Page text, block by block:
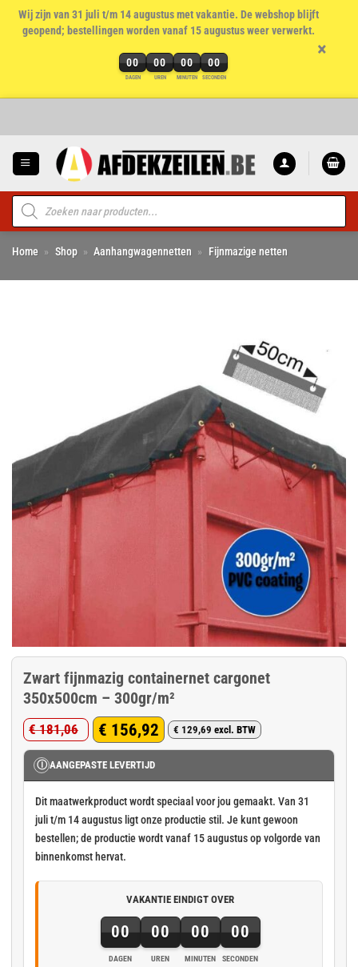
Wij zijn van 31 juli t/m 14 augustus met vakantie. De webshop blijft
geopend; bestellingen worden vanaf 15 augustus weer verwerkt.
00
DAGEN
00
UREN
00
MINUTEN
00
SECONDEN
×
Producten
zoeken
Home » Shop » Aanhangwagennetten » Fijnmazige netten
Zwart fijnmazig containernet cargonet
350x500cm – 300gr/m²
€181,06
Oorspronkelijke
prijs
was:
€ 181,06.
€ 156,92
Huidige
prijs
is:
€ 156,92.
€ 129,69 excl. BTW
Ⓘ AANGEPASTE LEVERTIJD
Dit maatwerkproduct wordt speciaal voor jou gemaakt. Van 31
juli t/m 14 augustus ligt onze productie stil. Je kunt gewoon
bestellen; de productie wordt vanaf 15 augustus op volgorde van
binnenkomst hervat.
VAKANTIE EINDIGT OVER
00
DAGEN
00
UREN
00
MINUTEN
00
SECONDEN